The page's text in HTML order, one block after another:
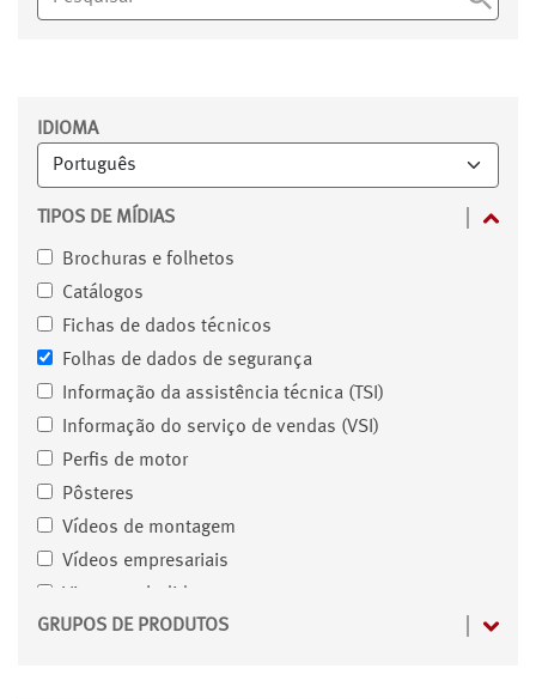
Filtro
IDIOMA
TIPOS DE MÍDIAS
Brochuras e folhetos
Catálogos
Fichas de dados técnicos
Folhas de dados de segurança
Informação da assistência técnica (TSI)
Informação do serviço de vendas (VSI)
Perfis de motor
Pôsteres
Vídeos de montagem
Vídeos empresariais
GRUPOS DE PRODUTOS